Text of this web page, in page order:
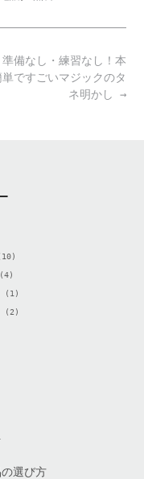
備なし・練習なし！本
単ですごいマジックのタ
ネ明かし →
(4)
(1)
(2)
の選び方